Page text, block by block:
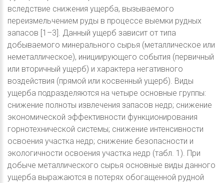
вследствие снижения ущерба, вызываемого
переизмельчением руды в процессе выемки рудных
запасов [1–3]. Данный ущерб зависит от типа
добываемого минерального сырья (металлическое или
неметаллическое), инициирующего события (первичный
или вторичный ущерб) и характера негативного
воздействия (прямой или косвенный ущерб). Виды
ущерба подразделяются на четыре основные группы:
снижение полноты извлечения запасов недр; снижение
экономической эффективности функционирования
горнотехнической системы; снижение интенсивности
освоения участка недр; снижение безопасности и
экологичности освоения участка недр (табл. 1). При
добыче металлического сырья основные виды данного
ущерба выражаются в потерях обогащенной рудной